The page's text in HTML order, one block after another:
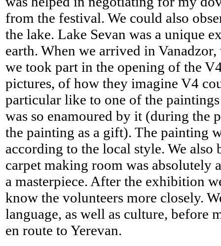
from the festival. We could also
the lake. Lake Sevan was a unique
earth. When we arrived in
we took part in the opening of the
pictures, of how they imagine V4
particular like to one of the
was so enamoured by it (during the
the painting as a gift). The painting
according to the local style. We also
carpet making room was absolutely
a masterpiece. After the exhibition
know the volunteers more closely.
language, as well as culture,
en route to Yerevan.